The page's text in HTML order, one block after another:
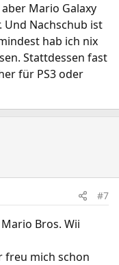
Mario Galaxy
Und Nachschub ist
hab ich nix
Stattdessen fast
für PS3 oder
#7
Bros. Wii
freu mich schon